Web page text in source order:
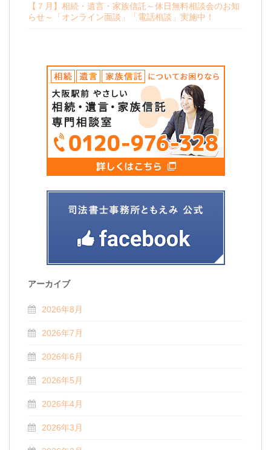
【７月】相続・遺言・家族信託～休日無料相談会のお知
らせ～「オンライン面談」「電話相談」実施中！
アーカイブ
2026年8月
2026年7月
2026年6月
2026年5月
2026年4月
2026年3月